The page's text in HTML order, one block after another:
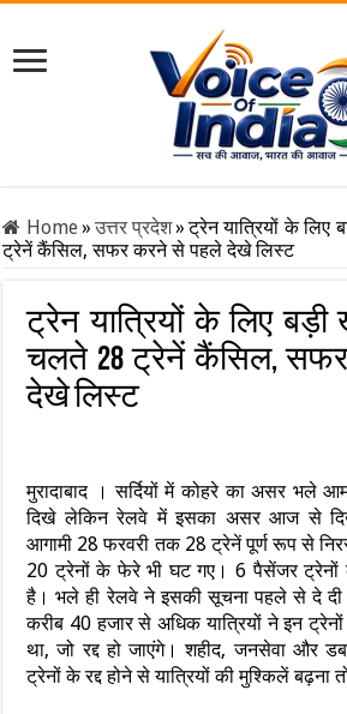
Home»उत्तर प्रदेश» ट्रेन यात्रियों के
ट्रेनें कैंसिल, सफर करने से पहले देखे लिस्ट
ट्रेन यात्रियों के लिए
चलते 28 ट्रेनें कैंसिल,
देखे लिस्ट
मुरादाबाद । सर्दियों में कोहरे का असर भले
दिखे लेकिन रेलवे में इसका असर आज से
आगामी 28 फरवरी तक 28 ट्रेनें पूर्ण रूप से
20 ट्रेनों के फेरे भी घट गए। 6 पैसेंजर ट्रेनों
है। भले ही रेलवे ने इसकी सूचना पहले से दे
करीब 40 हजार से अधिक यात्रियों ने इन
था, जो रद्द हो जाएंगे। शहीद, जनसेवा और
ट्रेनों के रद्द होने से यात्रियों की मुश्किलें बढ़ना